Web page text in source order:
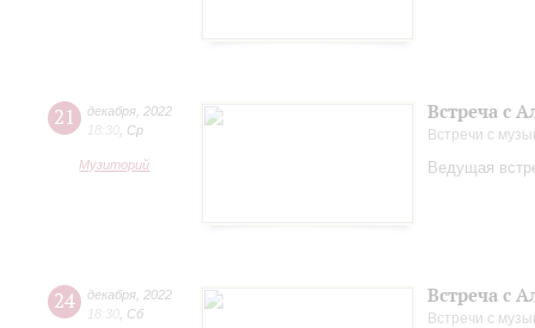
21 декабря 2022
18:30 Ср
Музиторий
Встреча с
Встречи с
Ведущая
24 декабря 2022
18:30 Сб
Встреча с
Встречи с